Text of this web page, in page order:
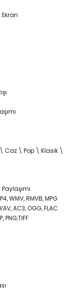
\ Caz \ Pop \ Klasik \
WMV, RMVB, MPG
AC3, OGG, FLAC
PNG,TIFF